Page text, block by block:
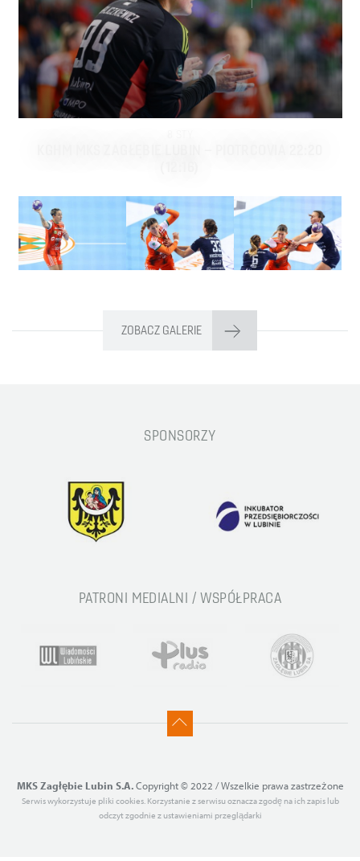
ZOBACZ GALERIE
SPONSORZY
PATRONI MEDIALNI / WSPÓŁPRACA
MKS Zagłębie Lubin S.A.Copyright © 2022 / Wszelkie prawa zastrzeżone
Serwis wykorzystuje pliki cookies. Korzystanie z serwisu oznacza zgodę na ich zapis lub
odczyt zgodnie z ustawieniami przeglądarki